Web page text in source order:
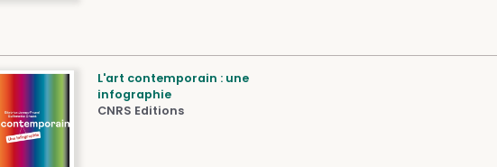
L'art contemporain : une
infographie
CNRS Editions